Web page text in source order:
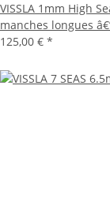
VISSLA 1mm High
manches longues
125,00 € *